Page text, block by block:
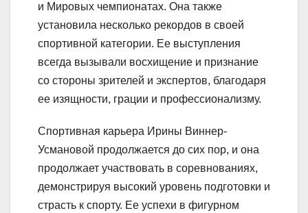
и Мировых чемпионатах. Она также
установила несколько рекордов в своей
спортивной категории. Ее выступления
всегда вызывали восхищение и признание
со стороны зрителей и экспертов, благодаря
ее изящности, грации и профессионализму.
Спортивная карьера Ирины Виннер-
Усмановой продолжается до сих пор, и она
продолжает участвовать в соревнованиях,
демонстрируя высокий уровень подготовки и
страсть к спорту. Ее успехи в фигурном